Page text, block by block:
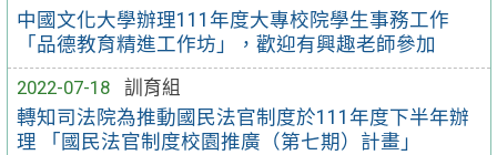
中國文化大學辦理111年度大專校院學生事務工作
「品德教育精進工作坊」，歡迎有興趣老師參加
2022-07-18
訓育組
轉知司法院為推動國民法官制度於111年度下半年辦
理 「國民法官制度校園推廣（第七期）計畫」